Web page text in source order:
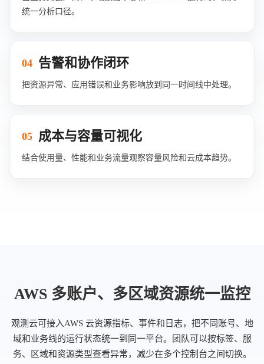
统一分析口径。
04 告警和协作闭环
把资源异常、应用错误和业务影响放到同一时间线中处理。
05 成本与容量可视化
结合使用量、性能和业务流量观察容量风险和云成本趋势。
AWS 多账户、多区域资源统一监控
观测云可接入AWS 云资源指标、事件和日志，把不同账号、地
域和业务线的运行状态统一到同一平台。团队可以按标签、服
务、区域和资源类型查看异常，减少在多个控制台之间切换。